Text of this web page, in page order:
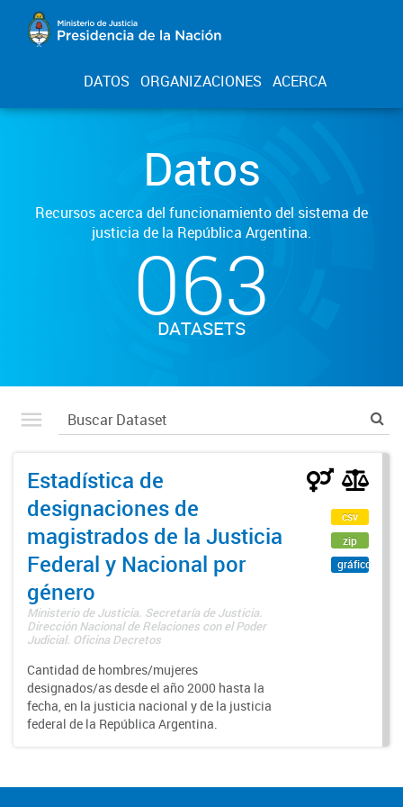
DATOS ORGANIZACIONES ACERCA
Datos
Recursos acerca del funcionamiento del sistema de
justicia de la República Argentina.
063
DATASETS
Estadística de
designaciones de
magistrados de la Justicia
Federal y Nacional por
género
Ministerio de Justicia. Secretaría de Justicia.
Dirección Nacional de Relaciones con el Poder
Judicial. Oficina Decretos
Cantidad de hombres/mujeres
designados/as desde el año 2000 hasta la
fecha, en la justicia nacional y de la justicia
federal de la República Argentina.
csv
zip
gráfico